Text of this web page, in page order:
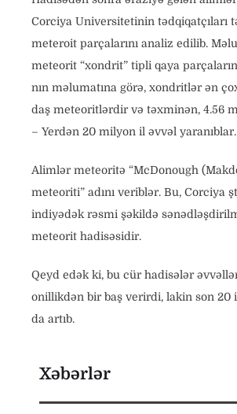
Corciya Universitetinin tədqiqatçıları
meteroit parçalarını analiz edilib.
meteorit “xondrit” tipli qaya
nın məlumatına görə, xondritlər ən
daş meteoritlərdir və təxminən, 4.56
– Yerdən 20 milyon il əvvəl yaranıblar.
Alimlər meteoritə “McDonough
meteoriti” adını veriblər. Bu, Corciya
indiyədək rəsmi şəkildə
meteorit hadisəsidir.
Qeyd edək ki, bu cür hadisələr
onillikdən bir baş verirdi, lakin son 20
da artıb.
Xəbərlər